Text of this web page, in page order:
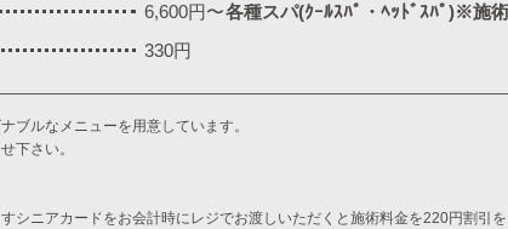
6,600円〜各種スパ(ｸｰﾙｽﾊﾟ・ﾍｯﾄﾞｽﾊﾟ)※施
330円
ブルなメニューを用意しています。
下さい。
シニアカードをお会計時にレジでお渡しいただくと施術料金を220円割引